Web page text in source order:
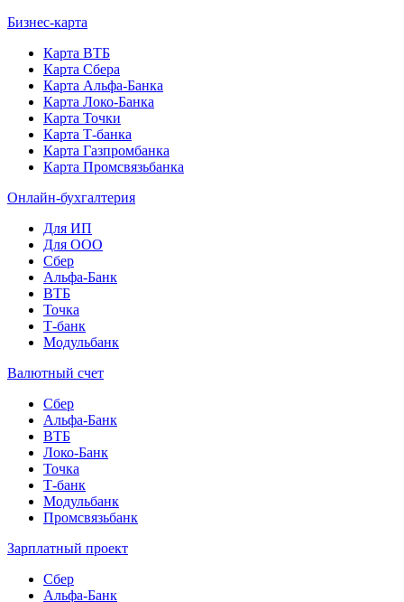
Бизнес-карта
Карта ВТБ
Карта Сбера
Карта Альфа-Банка
Карта Локо-Банка
Карта Точки
Карта Т-банка
Карта Газпромбанка
Карта Промсвязьбанка
Онлайн-бухгалтерия
Для ИП
Для ООО
Сбер
Альфа-Банк
ВТБ
Точка
Т-банк
Модульбанк
Валютный счет
Сбер
Альфа-Банк
ВТБ
Локо-Банк
Точка
Т-банк
Модульбанк
Промсвязьбанк
Зарплатный проект
Сбер
Альфа-Банк